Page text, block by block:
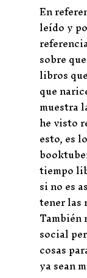
En
leído y
sobre
libros
que
muestra
he visto
esto, es
tiempo
si no es
tener las
También
social
cosas
ya sean